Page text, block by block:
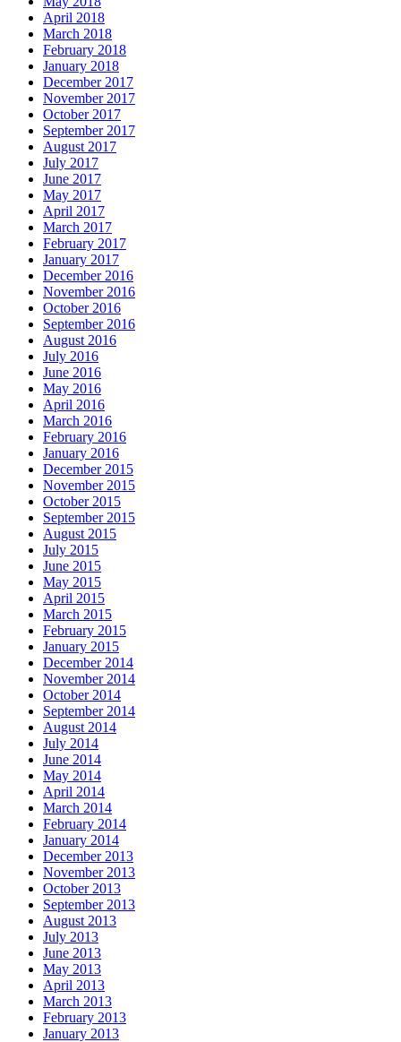
April 2018
March 2018
February 2018
January 2018
December 2017
November 2017
October 2017
September 2017
August 2017
July 2017
June 2017
May 2017
April 2017
March 2017
February 2017
January 2017
December 2016
November 2016
October 2016
September 2016
August 2016
July 2016
June 2016
May 2016
April 2016
March 2016
February 2016
January 2016
December 2015
November 2015
October 2015
September 2015
August 2015
July 2015
June 2015
May 2015
April 2015
March 2015
February 2015
January 2015
December 2014
November 2014
October 2014
September 2014
August 2014
July 2014
June 2014
May 2014
April 2014
March 2014
February 2014
January 2014
December 2013
November 2013
October 2013
September 2013
August 2013
July 2013
June 2013
May 2013
April 2013
March 2013
February 2013
January 2013